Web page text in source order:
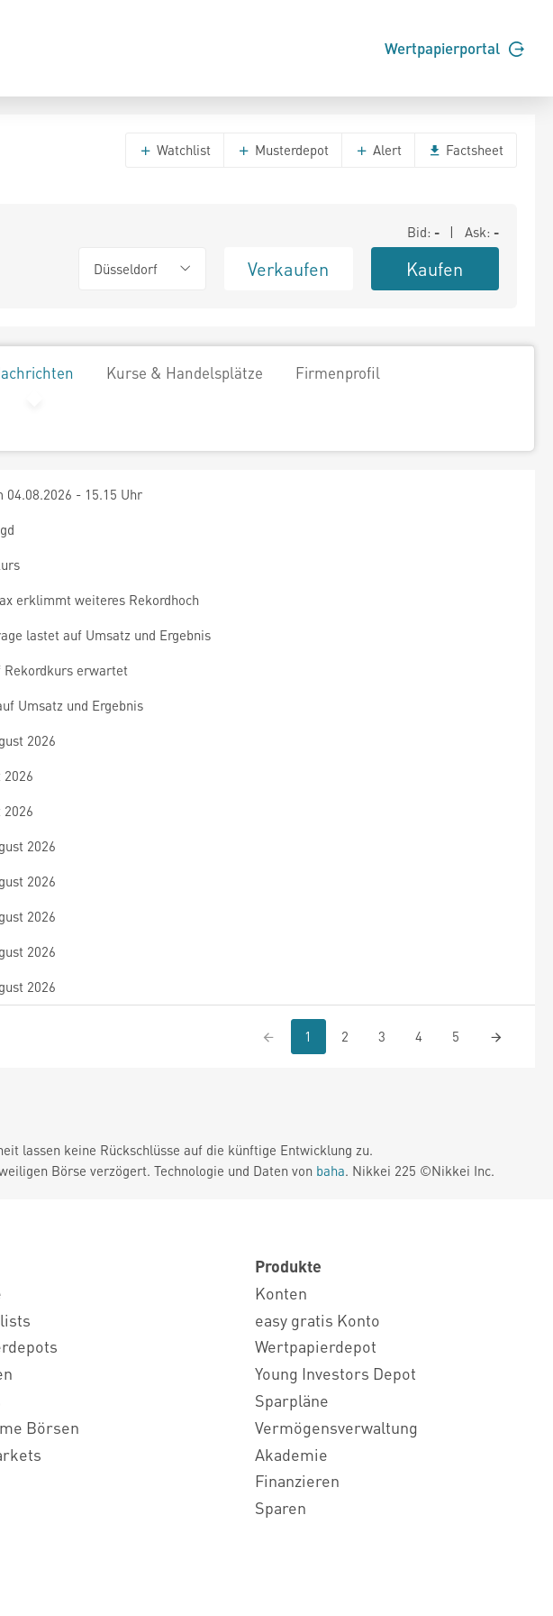
Wertpapierportal
Watchlist Musterdepot Alert Factsheet
Bid: - | Ask: -
Düsseldorf Verkaufen Kaufen
Kurse & Handelsplätze Firmenprofil
04.08.2026 - 15.15 Uhr
erklimmt weiteres Rekordhoch
lastet auf Umsatz und Ergebnis
erwartet
Umsatz und Ergebnis
2026
2026
2026
2026
2026
2026
2026
2026
1 2 3 4 5
lassen keine Rückschlüsse auf die künftige Entwicklung zu.
Börse verzögert. Technologie und Daten von baha. Nikkei 225 ©Nikkei Inc.
Börsen
Produkte
Konten
easy gratis Konto
Wertpapierdepot
Young Investors Depot
Sparpläne
Vermögensverwaltung
Akademie
Finanzieren
Sparen